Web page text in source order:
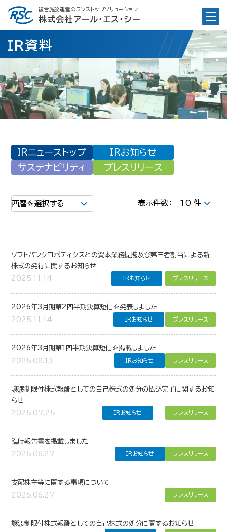
Skip
content
複合施設運営のワンストップソリューション
株式会社アール・エス・シー
IR資料
IRニューストップ
IRお知らせ
サステナビリティ
プレスリリース
表示件数：
2025.11.14 IRお知らせ プレスリリース
ソフトバンクロボティクスとの資本業務提携及び第三者割当による新
株式の発行に関するお知らせ
2025.11.14 IRお知らせ プレスリリース
2026年3月期第2四半期決算短信を発表しました
2025.08.13 IRお知らせ プレスリリース
2026年3月期第1四半期決算短信を掲載しました
2025.07.25 IRお知らせ プレスリリース
譲渡制限付株式報酬としての自己株式の処分の払込完了に関するお知
らせ
2025.06.27 IRお知らせ プレスリリース
臨時報告書を掲載しました
2025.06.27 プレスリリース
支配株主等に関する事項について
譲渡制限付株式報酬としての自己株式の処分に関するお知らせ